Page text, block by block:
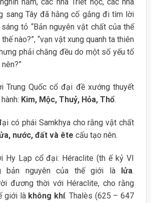
sang Tây đã hằng cố gắng đi tìm lời
tỏ “Bản nguyên vật chất của thế
nào?”, “vạn vật xung quanh ta thiên
phải chăng đều do một số yếu tố
Trung Quốc cổ đại đề xướng thuyết
Kim, Mộc, Thuỷ, Hỏa, Thổ.
có phái Samkhya cho rằng vật chất
nước, đất và ête cấu tạo nên.
Hy Lạp cổ đại: Héraclite (th ế kỷ VI
bản nguyên của thế giới là lửa.
đương thời với Héraclite, cho rằng
giới là không khí. Thalès (625 – 647